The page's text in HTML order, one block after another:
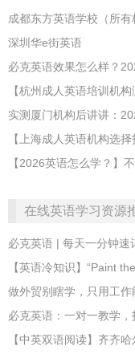
成都东方英语学校（所有
深圳华e街英语
【杭州成人英语培训机
在线英语学习资源
必克英语 | 每天一分钟
【英语冷知识】“Paint
做外贸别瞎学，只用工
必克英语：一对一教学
【中英双语阅读】齐齐